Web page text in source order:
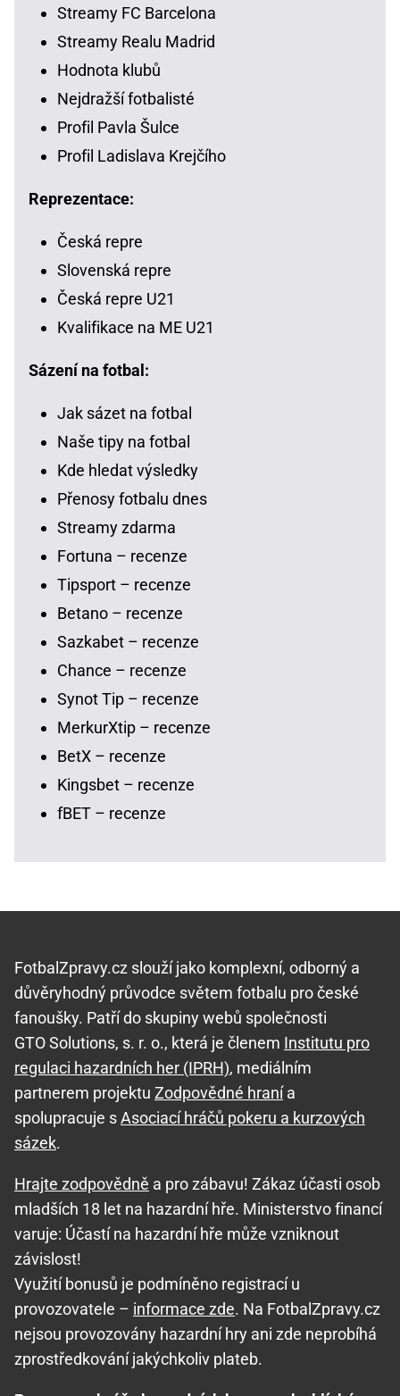
Streamy FC Barcelona
Streamy Realu Madrid
Hodnota klubů
Nejdražší fotbalisté
Profil Pavla Šulce
Profil Ladislava Krejčího
Reprezentace:
Česká repre
Slovenská repre
Česká repre U21
Kvalifikace na ME U21
Sázení na fotbal:
Jak sázet na fotbal
Naše tipy na fotbal
Kde hledat výsledky
Přenosy fotbalu dnes
Streamy zdarma
Fortuna – recenze
Tipsport – recenze
Betano – recenze
Sazkabet – recenze
Chance – recenze
Synot Tip – recenze
MerkurXtip – recenze
BetX – recenze
Kingsbet – recenze
fBET – recenze
FotbalZpravy.cz slouží jako komplexní, odborný a
důvěryhodný průvodce světem fotbalu pro české
fanoušky. Patří do skupiny webů společnosti
GTO Solutions, s. r. o., která je členem Institutu pro
regulaci hazardních her (IPRH), mediálním
partnerem projektu Zodpovědné hranía
spolupracuje sAsociací hráčů pokeru a kurzových
sázek.
Hrajte zodpovědně a pro zábavu! Zákaz účasti osob
mladších 18 let na hazardní hře. Ministerstvo financí
varuje: Účastí na hazardní hře může vzniknout
závislost!
Využití bonusů je podmíněno registrací u
provozovatele – informace zde. Na FotbalZpravy.cz
nejsou provozovány hazardní hry ani zde neprobíhá
zprostředkování jakýchkoliv plateb.